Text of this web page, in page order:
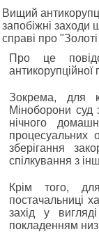
Вищий
запобіжні заходи
справі про
Про це
Зокрема, для
Міноборони суд
нічного
процесуальних
зберігання
спілкування з
Крім того,
постачальниці
захід у
покладенням